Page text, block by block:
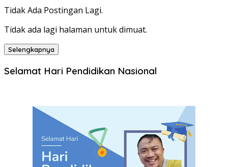
Tidak Ada Postingan Lagi.
Tidak ada lagi halaman untuk dimuat.
Selengkapnya
Selamat Hari Pendidikan Nasional